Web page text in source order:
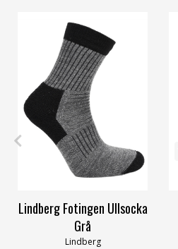
25-27 28-30 31-33
34-36 46-48
Lindberg Fotingen Ullsocka
Grå
Lindberg